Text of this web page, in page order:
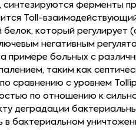
синтезируются ферменты
Toll-
который регулирует
негативным
примере больных с
таким как
сравнению с уровнем
по отношению к
деградации
в бактериальном